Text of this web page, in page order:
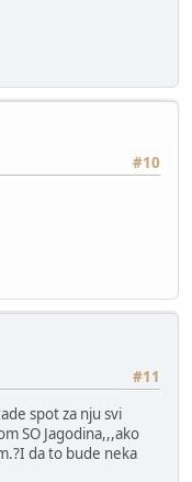
#10
#11
spot za nju svi
SO Jagodina,,,ako
da to bude neka